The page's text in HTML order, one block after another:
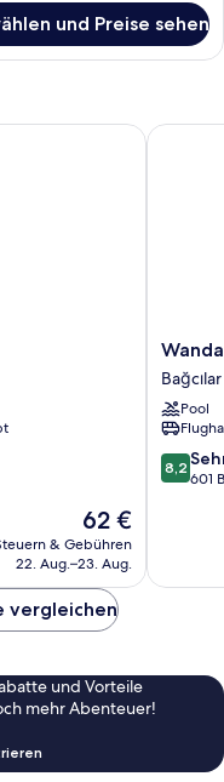
und Preise sehen
Der
Preis
beträgt
62 €
& Gebühren
22. Aug.–23. Aug.
Wanda
Vista
Istanbul
Bağcılar
Bağcılar
Pool
8.2
von
8,2
601
Wanda
vergleichen
und Vorteile
mehr Abenteuer!